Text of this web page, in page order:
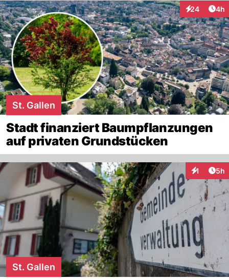
24
Interaktionen
4h
St. Gallen
Stadt finanziert Baumpflanzungen
auf privaten Grundstücken
1 5h
St. Gallen